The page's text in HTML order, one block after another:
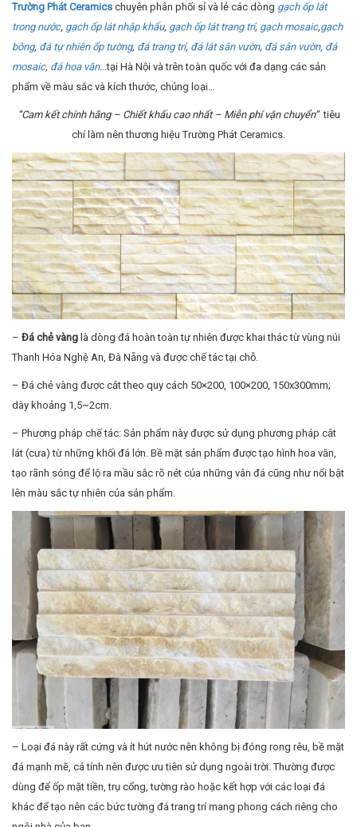
Trường Phát Ceramics chuyên phân phối sỉ và lẻ các dòng gạch ốp lát
trong nước, gạch ốp lát nhập khẩu, gạch ốp lát trang trí, gạch mosaic,gạch
bông, đá tự nhiên ốp tường, đá trang trí, đá lát sân vườn, đá sân vườn, đá
mosaic, đá hoa văn…tại Hà Nội và trên toàn quốc với đa dạng các sản
phẩm về màu sắc và kích thước, chủng loại…
“Cam kết chính hãng – Chiết khấu cao nhất – Miễn phí vận chuyển” tiêu
chí làm nên thương hiệu Trường Phát Ceramics.
– Đá chẻ vàng là dòng đá hoàn toàn tự nhiên được khai thác từ vùng núi
Thanh Hóa Nghệ An, Đà Nẵng và được chế tác tại chỗ.
– Đá chẻ vàng được cắt theo quy cách 50×200, 100×200, 150x300mm;
dày khoảng 1,5~2cm.
– Phương pháp chế tác: Sản phẩm này được sử dụng phương pháp cắt
lát (cưa) từ những khối đá lớn. Bề mặt sản phẩm được tạo hình hoa văn,
tạo rãnh sóng để lộ ra mầu sắc rõ nét của những vân đá cũng như nổi bật
lên màu sắc tự nhiên của sản phẩm.
– Loại đá này rất cứng và ít hút nước nên không bị đóng rong rêu, bề mặt
đá mạnh mẽ, cá tính nên được ưu tiên sử dụng ngoài trời. Thường được
dùng để ốp mặt tiền, trụ cổng, tường rào hoặc kết hợp với các loại đá
khác để tạo nên các bức tường đá trang trí mang phong cách riêng cho